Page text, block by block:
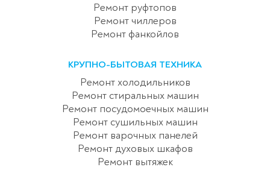
Ремонт руфтопов
Ремонт чиллеров
Ремонт фанкойлов
КРУПНО-БЫТОВАЯ ТЕХНИКА
Ремонт холодильников
Ремонт стиральных машин
Ремонт посудомоечных машин
Ремонт сушильных машин
Ремонт варочных панелей
Ремонт духовых шкафов
Ремонт вытяжек